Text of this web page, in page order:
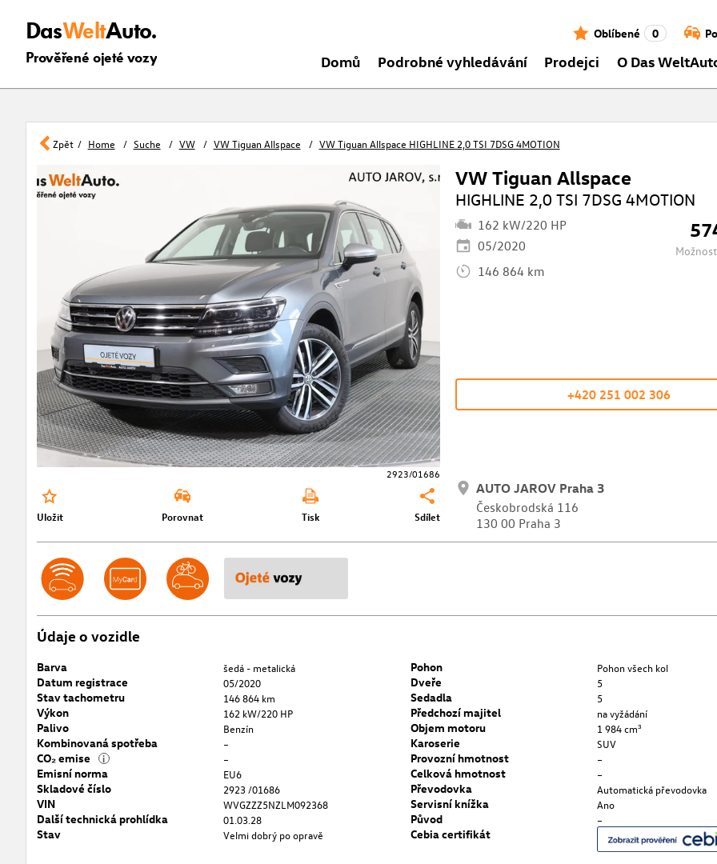
DasWeltAuto.
Prověřené ojeté vozy
Oblíbené 0
Domů Podrobné vyhledávání Prodejci O Das
Zpět Home Suche VW VW Tiguan Allspace VW Tiguan Allspace HIGHLINE 2,0 TSI 7DSG 4MOTION
2923/01686
VW Tiguan Allspace
HIGHLINE 2,0 TSI 7DSG 4MOTION
162 kW/220 HP
05/2020
146 864 km
+420 251 002 306
AUTO JAROV Praha 3
Českobrodská 116
130 00 Praha 3
Uložit Porovnat Tisk Sdílet
Údaje o vozidle
Barva šedá - metalická
Datum registrace 05/2020
Stav tachometru 146 864 km
Výkon 162 kW/220 HP
Palivo Benzín
Kombinovaná spotřeba –
CO₂ emise i –
Emisní norma EU6
Skladové číslo 2923 /01686
VIN WVGZZZ5NZLM092368
Další technická prohlídka 01.03.28
Stav Velmi dobrý po opravě
Pohon Pohon všech kol
Dveře 5
Sedadla 5
Předchozí majitel na vyžádání
Objem motoru 1 984 cm³
Karoserie SUV
Provozní hmotnost –
Celková hmotnost –
Převodovka Automatická převodovka
Servisní knížka Ano
Původ –
Cebia certifikát